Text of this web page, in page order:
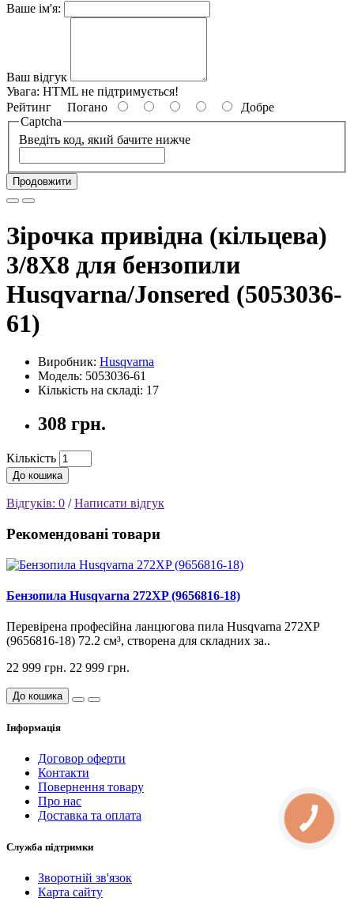
Ваше ім'я:
Ваш відгук
Увага: HTML не підтримується!
Рейтинг Погано
Добре
Captcha
Введіть код, який бачите нижче
Продовжити
Зірочка привідна (кільцева)
3/8X8 для бензопили
Husqvarna/Jonsered (5053036-
61)
Виробник: Husqvarna
Модель: 5053036-61
Кількість на складі: 17
308 грн.
Кількість
До кошика
Відгуків: 0 /Написати відгук
Рекомендовані товари
Бензопила Husqvarna 272XP (9656816-18)
Перевірена професійна ланцюгова пила Husqvarna 272XP
(9656816-18) 72.2 см³, створена для складних за..
22 999 грн. 22 999 грн.
До кошика
Інформація
Договор оферти
Контакти
Повернення товару
Про нас
Доставка та оплата
Служба підтримки
Зворотній зв'язок
Карта сайту